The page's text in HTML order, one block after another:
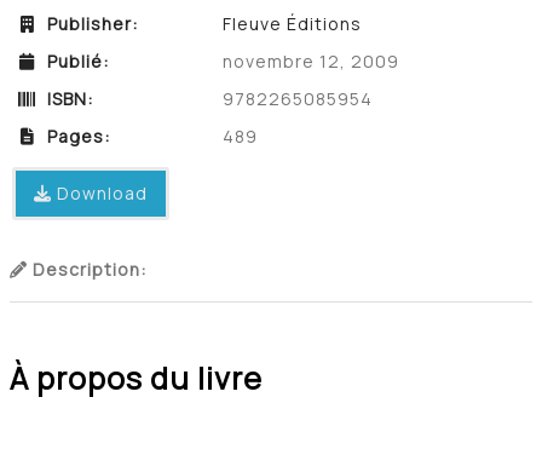
Publisher:
Fleuve Éditions
Publié:
novembre 12, 2009
ISBN:
9782265085954
Pages:
489
Download
Description:
À propos du livre